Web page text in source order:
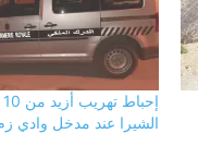
الشيرا عند مدخل وادي